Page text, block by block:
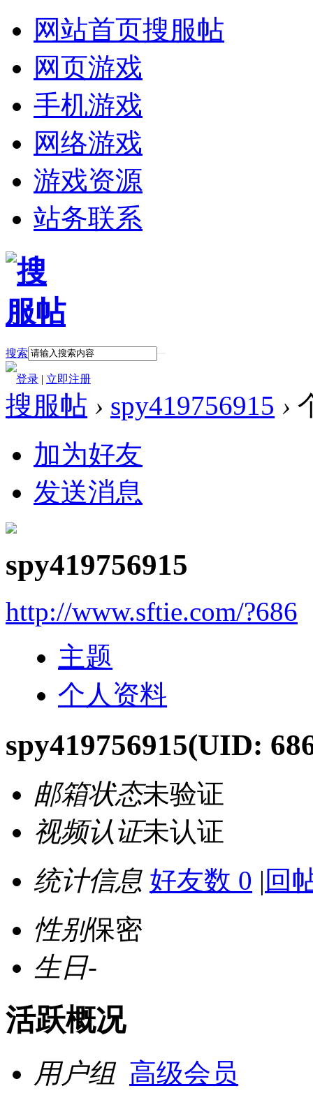
网站首页搜服帖
网页游戏
手机游戏
网络游戏
游戏资源
站务联系
搜索
登录 | 立即注册
搜服帖 › spy419756915 ›
加为好友
发送消息
spy419756915
http://www.sftie.com/?686
主题
个人资料
spy419756915(UID:
邮箱状态未验证
视频认证未认证
统计信息 好友数 0 | 回
性别保密
生日-
活跃概况
用户组 高级会员